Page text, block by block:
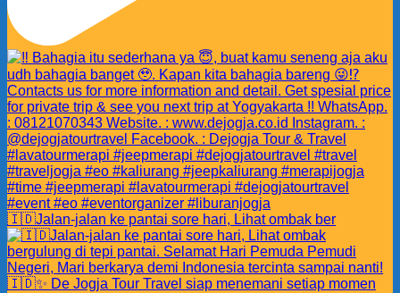
🇮🇩Jalan-jalan ke pantai sore hari, Lihat ombak ber